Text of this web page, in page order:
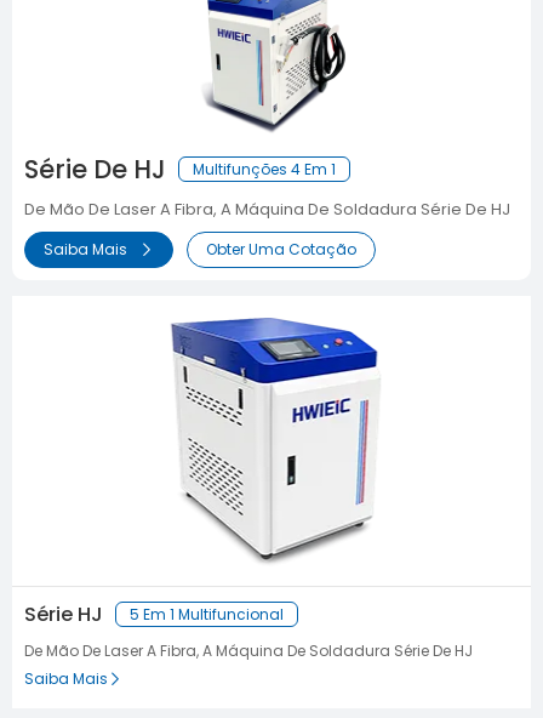
Série De HJ Multifunções 4 Em 1
De Mão De Laser A Fibra, A Máquina De Soldadura Série De HJ
Saiba Mais Obter Uma Cotação
Série HJ
5 Em 1 Multifuncional
De Mão De Laser A Fibra, A Máquina De Soldadura Série De HJ
Saiba Mais